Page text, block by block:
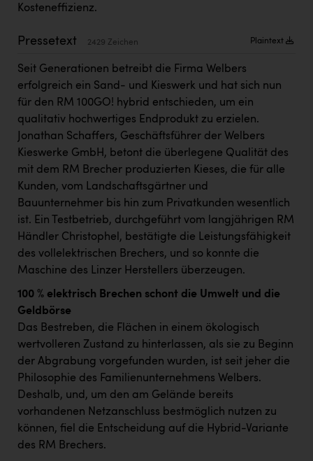
Kremsmüller Anlagenbau GmbH
Maximarkt
Oldtimer Raststationen und Motorhotels
Österreichischer Kachelofenverband
Orlen
Passage Linz
PEZ
REMAX
RE/MAX Welcome
Resch&Frisch
RUBBLE MASTER
Ruderclub Wels
SCRI - Salzburg Cancer Research Institute
SCHMACHTL GmbH
Schwingshandl - automation technology gmbh
Seher + Partner
Kosteneffizienz.
Pressetext 2429 Zeichen Plaintext
Seit Generationen betreibt die Firma Welbers
erfolgreich ein Sand- und Kieswerk und hat sich nun
für den RM 100GO! hybrid entschieden, um ein
qualitativ hochwertiges Endprodukt zu erzielen.
Jonathan Schaffers, Geschäftsführer der Welbers
Kieswerke GmbH, betont die überlegene Qualität des
mit dem RM Brecher produzierten Kieses, die für alle
Kunden, vom Landschaftsgärtner und
Bauunternehmer bis hin zum Privatkunden wesentlich
ist. Ein Testbetrieb, durchgeführt vom langjährigen RM
Händler Christophel, bestätigte die Leistungsfähigkeit
des vollelektrischen Brechers, und so konnte die
Maschine des Linzer Herstellers überzeugen.
100 % elektrisch Brechen schont die Umwelt und die
Geldbörse
Das Bestreben, die Flächen in einem ökologisch
wertvolleren Zustand zu hinterlassen, als sie zu Beginn
der Abgrabung vorgefunden wurden, ist seit jeher die
Philosophie des Familienunternehmens Welbers.
Deshalb, und, um den am Gelände bereits
vorhandenen Netzanschluss bestmöglich nutzen zu
können, fiel die Entscheidung auf die Hybrid-Variante
des RM Brechers.